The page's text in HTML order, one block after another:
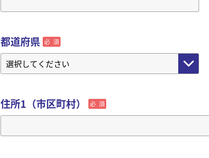
都道府県 必須
住所1（市区町村） 必須